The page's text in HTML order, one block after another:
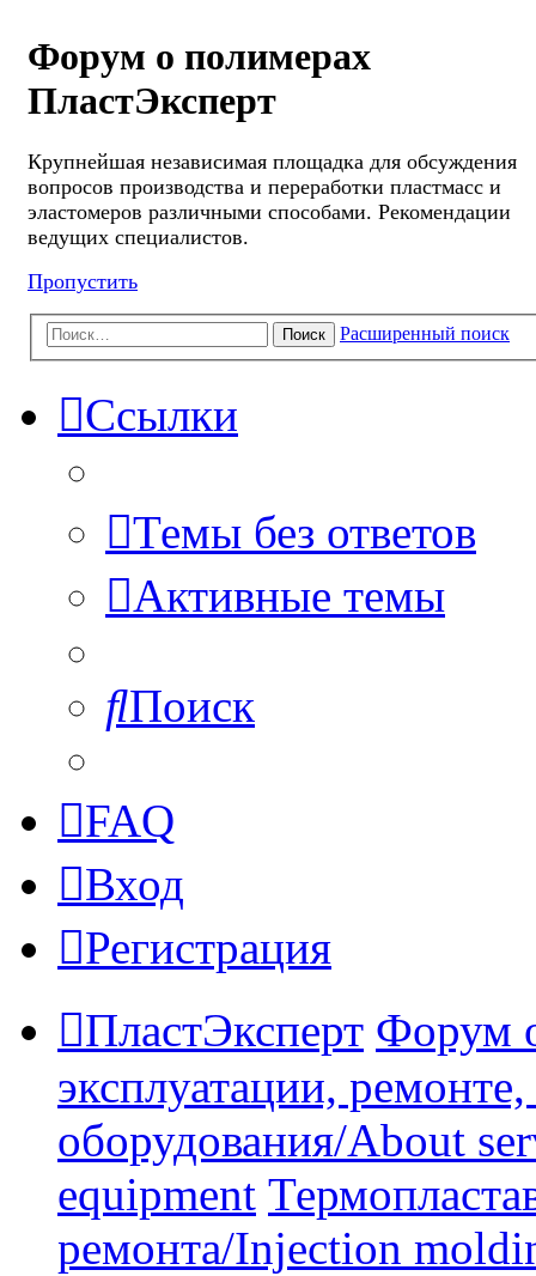
Форум о полимерах
ПластЭксперт
Крупнейшая независимая площадка для обсуждения
вопросов производства и переработки пластмасс и
эластомеров различными способами. Рекомендации
ведущих специалистов.
Пропустить
Поиск Расширенный поиск
Ссылки
Темы без ответов
Активные темы
Поиск
FAQ
Вход
Регистрация
ПластЭксперт Форум
эксплуатации,
оборудования/About
equipment
ремонта/Injection